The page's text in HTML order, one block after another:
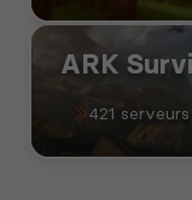
ARK
421